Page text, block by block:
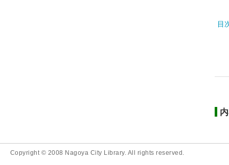
目
Copyright © 2008 Nagoya City Library. All rights reserved.